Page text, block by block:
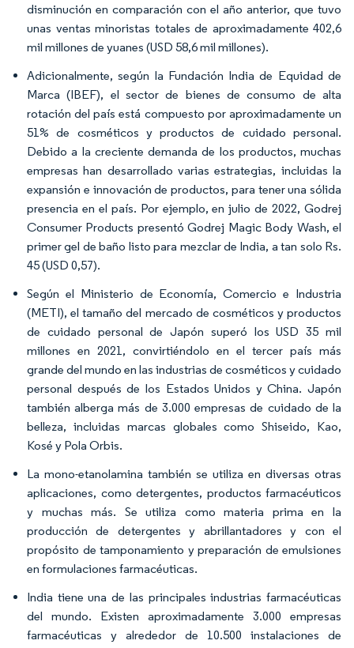
disminución en comparación con el año anterior, que tuvo
unas ventas minoristas totales de aproximadamente 402,6
mil millones de yuanes (USD 58,6 mil millones).
Adicionalmente, según la Fundación India de Equidad de
Marca (IBEF), el sector de bienes de consumo de alta
rotación del país está compuesto por aproximadamente un
51% de cosméticos y productos de cuidado personal.
Debido a la creciente demanda de los productos, muchas
empresas han desarrollado varias estrategias, incluidas la
expansión e innovación de productos, para tener una sólida
presencia en el país. Por ejemplo, en julio de 2022, Godrej
Consumer Products presentó Godrej Magic Body Wash, el
primer gel de baño listo para mezclar de India, a tan solo Rs.
45 (USD 0,57).
Según el Ministerio de Economía, Comercio e Industria
(METI), el tamaño del mercado de cosméticos y productos
de cuidado personal de Japón superó los USD 35 mil
millones en 2021, convirtiéndolo en el tercer país más
grande del mundo en las industrias de cosméticos y cuidado
personal después de los Estados Unidos y China. Japón
también alberga más de 3.000 empresas de cuidado de la
belleza, incluidas marcas globales como Shiseido, Kao,
Kosé y Pola Orbis.
La mono-etanolamina también se utiliza en diversas otras
aplicaciones, como detergentes, productos farmacéuticos
y muchas más. Se utiliza como materia prima en la
producción de detergentes y abrillantadores y con el
propósito de tamponamiento y preparación de emulsiones
en formulaciones farmacéuticas.
India tiene una de las principales industrias farmacéuticas
del mundo. Existen aproximadamente 3.000 empresas
farmacéuticas y alrededor de 10.500 instalaciones de